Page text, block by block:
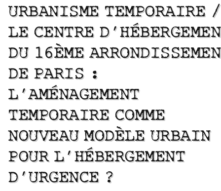
URBANISME TEMPORAIRE /
LE CENTRE
DU 16ÈME
DE PARIS :
L’AMÉNAGEMENT
TEMPORAIRE COMME
NOUVEAU MODÈLE URBAIN
POUR L’HÉBERGEMENT
D’URGENCE ?